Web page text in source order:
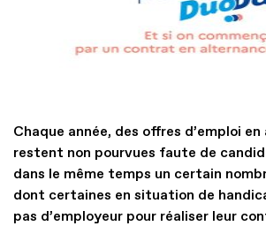
Chaque année, des offres d’emploi
restent non pourvues faute de
dans le même temps un certain
dont certaines en situation de
pas d’employeur pour réaliser leur